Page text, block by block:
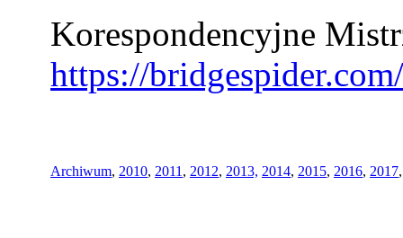
Korespondencyjne
https://
Archiwum, 2010, 2011 , 2012, 2013, 2014, 2015, 2016, 2017